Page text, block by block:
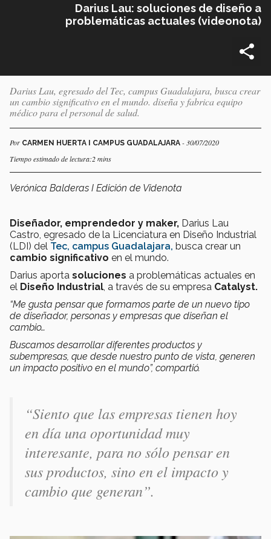
Darius Lau: soluciones de diseño a
problemáticas actuales (videonota)
Darius Lau, egresado del Tec, campus Guadalajara, busca crear
un cambio significativo en el mundo. diseña y fabrica equipo
médico para el personal de salud.
Por CARMEN HUERTA I CAMPUS GUADALAJARA - 30/07/2020
Tiempo estimado de lectura:2 mins
Verónica Balderas I Edición de Videnota
Diseñador, emprendedor y maker, Darius Lau
Castro, egresado de la Licenciatura en Diseño Industrial
(LDI) del Tec, campus Guadalajara, busca crear un
cambio significativo en el mundo.
Darius aporta soluciones a problemáticas actuales en
el Diseño Industrial , a través de su empresa Catalyst.
“Me gusta pensar que formamos parte de un nuevo tipo
de diseñador, personas y empresas que diseñan el
cambio…
Buscamos desarrollar diferentes productos y
subempresas, que desde nuestro punto de vista, generen
un impacto positivo en el mundo”, compartió.
“Siento que las empresas tienen hoy
en día una oportunidad muy
interesante, para no sólo pensar en
sus productos, sino en el impacto y
cambio que generan”.